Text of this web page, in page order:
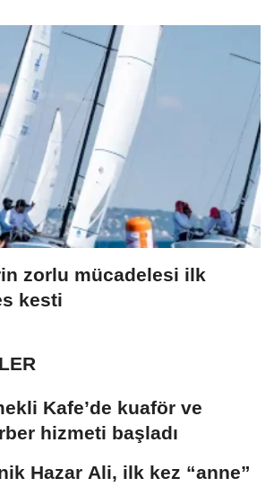
zorlu mücadelesi ilk
kesti
Kafe’de kuaför ve
hizmeti başladı
Hazar Ali, ilk kez “anne”